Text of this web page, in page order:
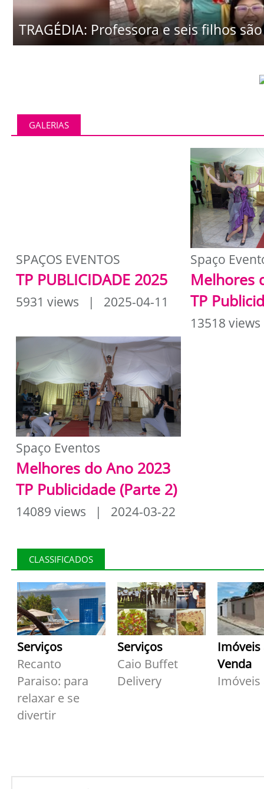
TRAGÉDIA: Professora e seis filhos
GALERIAS
SPAÇOS EVENTOS
TP PUBLICIDADE 2025
5931 views | 2025-04-11
Spaço
Melhores
TP
13518
Spaço Eventos
Melhores do Ano 2023
TP Publicidade (Parte 2)
14089 views | 2024-03-22
CLASSIFICADOS
Serviços
Recanto
Paraiso: para
relaxar e se
divertir
Serviços
Caio Buffet
Delivery
Imóveis
Venda
Imóveis